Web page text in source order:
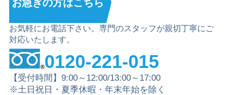
お急ぎの方はこちら
お気軽にお電話下さい。専門のスタッフが親切丁寧にご
対応いたします。
0120-221-015
【受付時間】9:00～12:00/13:00～17:00
※土日祝日・夏季休暇・年末年始を除く